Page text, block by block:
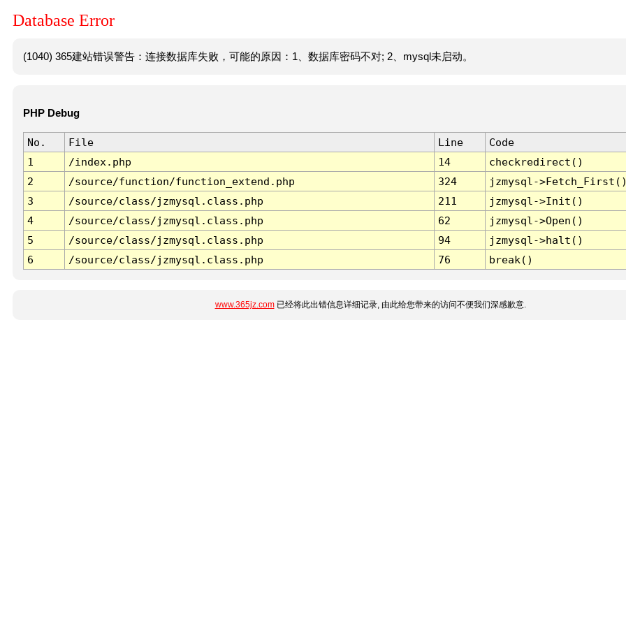
Database Error
(1040) 365建站错误警告：连接数据库失败，可能的原因：1、数据库密码不对; 2、mysql未启动。
PHP Debug
No. File Line
Code
1
/index.php 14
checkredirect()
2
/source/function/function_extend.php 324
jzmysql-
3
/source/class/jzmysql.class.php 211
jzmysql->Init()
4
/source/class/jzmysql.class.php 62
jzmysql->Open()
5
/source/class/jzmysql.class.php 94
jzmysql->halt()
6
/source/class/jzmysql.class.php 76 break()
www.365jz.com已经将此出错信息详细记录, 由此给您带来的访问不便我们深感歉意.